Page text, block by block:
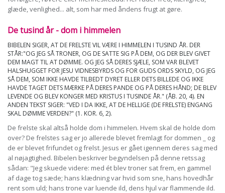
glæde, venlighed... alt, som har med åndens frugt at gøre.
De tusind år - dom i himmelen
BIBELEN SIGER, AT DE FRELSTE VIL VÆRE I HIMMELEN I TUSIND ÅR. DER
STÅR:"OG JEG SÅ TRONER, OG DE SATTE SIG PÅ DEM, OG DER BLEV GIVET
DEM MAGT TIL AT DØMME. OG JEG SÅ DERES SJÆLE, SOM VAR BLEVET
HALSHUGGET FOR JESU VIDNESBYRDS OG FOR GUDS ORDS SKYLD, OG JEG
SÅ DEM, SOM IKKE HAVDE TILBEDT DYRET ELLER DETS BILLEDE OG IKKE
HAVDE TAGET DETS MÆRKE PÅ DERES PANDE OG PÅ DERES HÅND; DE BLEV
LEVENDE OG BLEV KONGER MED KRISTUS I TUSINDE ÅR." (ÅB. 20, 4). EN
ANDEN TEKST SIGER: "VED I DA IKKE, AT DE HELLIGE (DE FRELSTE) ENGANG
SKAL DØMME VERDEN?" (1. KOR. 6, 2).
De frelste skal altså holde dom i himmelen. Hvem skal de holde dom
over? De frelstes sag er jo allerede blevet fremlagt for dommen _ og
de er blevet frifundet og frelst. Jesus er gået igennem deres sag med
al nøjagtighed. Bibelen beskriver begyndelsen på denne retssag
sådan: "Jeg skuede videre: med ét blev troner sat frem, en gammel
af dage tog sæde; hans klædning var hvid som sne, hans hovedhår
rent som uld; hans trone var luende ild, dens hjul var flammende ild.